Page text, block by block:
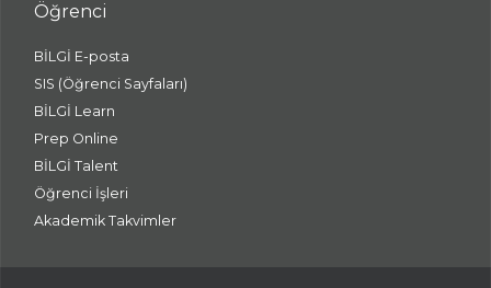
Öğrenci
BİLGİ E-posta
SIS (Öğrenci Sayfaları)
BİLGİ Learn
Prep Online
BİLGİ Talent
Öğrenci İşleri
Akademik Takvimler